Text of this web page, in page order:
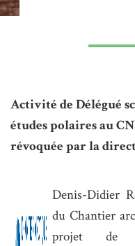
Activité de Délégué
études polaires au
révoquée par la
Denis-Didier
du Chantier
projet de